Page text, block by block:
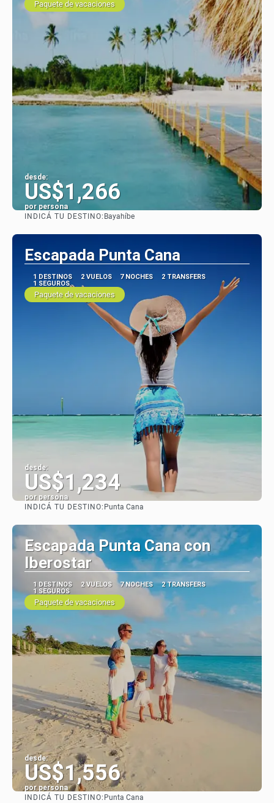
Paquete de vacaciones
desde:
US$1,266
por persona
INDICÁ TU DESTINO: Bayahíbe
Escapada Punta Cana
1 DESTINOS 2 VUELOS 7 NOCHES
2 TRANSFERS
1 SEGUROS
Paquete de vacaciones
desde:
US$1,234
por persona
INDICÁ TU DESTINO: Punta Cana
Escapada Punta Cana con
Iberostar
1 DESTINOS 2 VUELOS 7 NOCHES
2 TRANSFERS
1 SEGUROS
Paquete de vacaciones
desde:
US$1,556
por persona
INDICÁ TU DESTINO: Punta Cana